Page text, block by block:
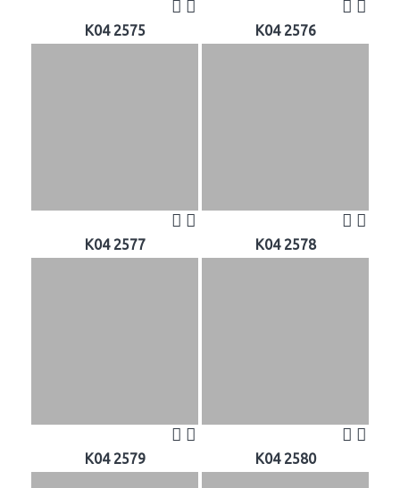
K04 2575 K04 2576
K04 2577 K04 2578
K04 2579 K04 2580